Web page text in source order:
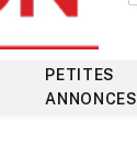
PETITES
ANNONCES